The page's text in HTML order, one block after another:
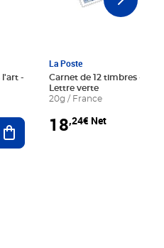
l'art -
Ajouter au panier
La Poste
Carnet de 12 timbres - Le
Lettre verte
20g / France
18,24€ Net